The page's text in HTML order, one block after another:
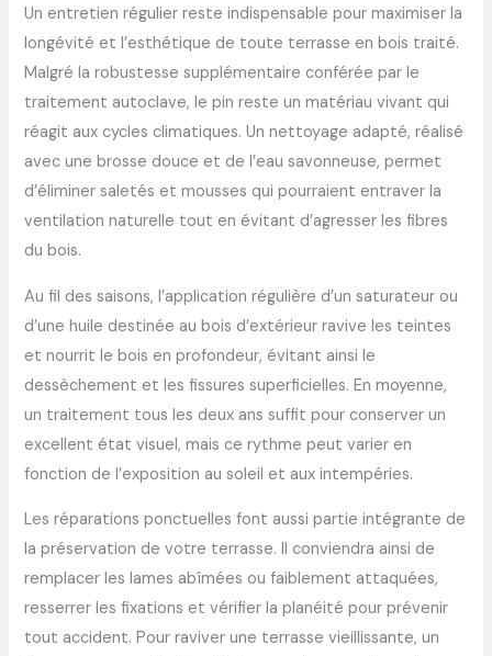
Un entretien régulier reste indispensable pour maximiser la
longévité et l’esthétique de toute terrasse en bois traité.
Malgré la robustesse supplémentaire conférée par le
traitement autoclave, le pin reste un matériau vivant qui
réagit aux cycles climatiques. Un nettoyage adapté, réalisé
avec une brosse douce et de l’eau savonneuse, permet
d’éliminer saletés et mousses qui pourraient entraver la
ventilation naturelle tout en évitant d’agresser les fibres
du bois.
Au fil des saisons, l’application régulière d’un saturateur ou
d’une huile destinée au bois d’extérieur ravive les teintes
et nourrit le bois en profondeur, évitant ainsi le
dessèchement et les fissures superficielles. En moyenne,
un traitement tous les deux ans suffit pour conserver un
excellent état visuel, mais ce rythme peut varier en
fonction de l’exposition au soleil et aux intempéries.
Les réparations ponctuelles font aussi partie intégrante de
la préservation de votre terrasse. Il conviendra ainsi de
remplacer les lames abîmées ou faiblement attaquées,
resserrer les fixations et vérifier la planéité pour prévenir
tout accident. Pour raviver une terrasse vieillissante, un